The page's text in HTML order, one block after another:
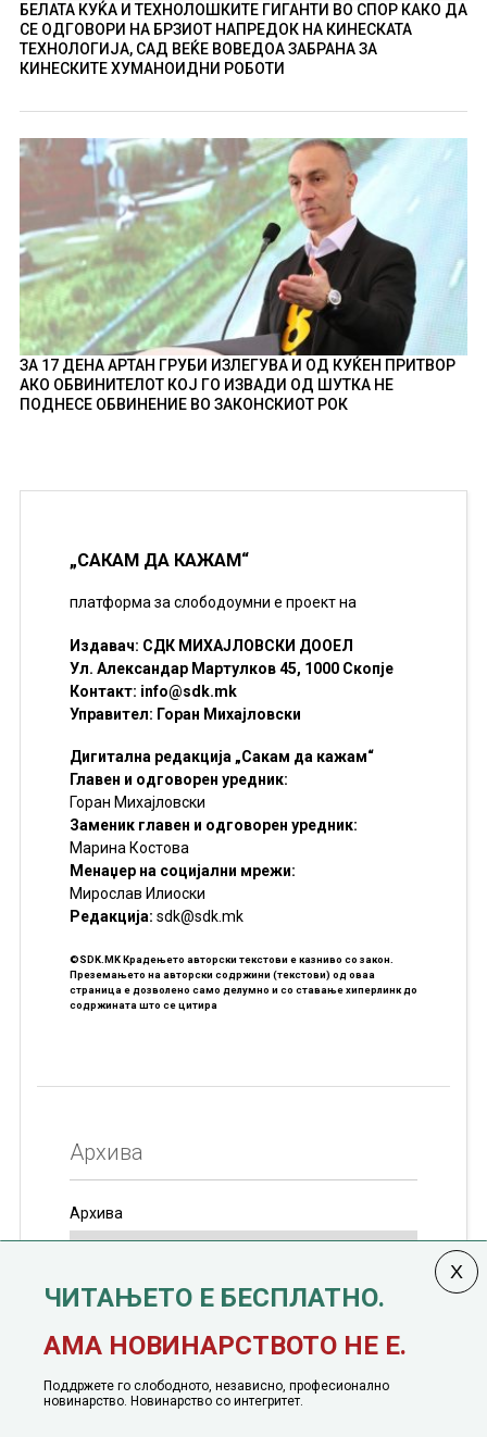
БЕЛАТА КУЌА И ТЕХНОЛОШКИТЕ ГИГАНТИ ВО СПОР КАКО ДА
СЕ ОДГОВОРИ НА БРЗИОТ НАПРЕДОК НА КИНЕСКАТА
ТЕХНОЛОГИЈА, САД ВЕЌЕ ВОВЕДОА ЗАБРАНА ЗА
КИНЕСКИТЕ ХУМАНОИДНИ РОБОТИ
ЗА 17 ДЕНА АРТАН ГРУБИ ИЗЛЕГУВА И ОД КУЌЕН ПРИТВОР
АКО ОБВИНИТЕЛОТ КОЈ ГО ИЗВАДИ ОД ШУТКА НЕ
ПОДНЕСЕ ОБВИНЕНИЕ ВО ЗАКОНСКИОТ РОК
„САКАМ ДА КАЖАМ“
платформа за слободоумни е проект на
Издавач: СДК МИХАЈЛОВСКИ ДООЕЛ
Ул. Александар Мартулков 45, 1000 Скопје
Контакт: info@sdk.mk
Управител: Горан Михајловски
Дигитална редакција „Сакам да кажам“
Главен и одговорен уредник:
Горан Михајловски
Заменик главен и одговорен уредник:
Марина Костова
Менаџер на социјални мрежи:
Мирослав Илиоски
Редакцијa: sdk@sdk.mk
©SDK.MK Крадењето авторски текстови е казниво со закон.
Преземањето на авторски содржини (текстови) од оваа
страница е дозволено само делумно и со ставање хиперлинк до
содржината што се цитира
Архива
Архива
јануари, 1991 година
ЧИТАЊЕТО Е БЕСПЛАТНО.
АМА НОВИНАРСТВОТО НЕ Е.
Поддржете го слободното, независно, професионално
новинарство. Новинарство со интегритет.